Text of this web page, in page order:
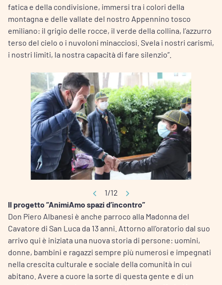
fatica e della condivisione, immersi tra i colori della
montagna e delle vallate del nostro Appennino tosco
emiliano: il grigio delle rocce, il verde della collina, l’azzurro
terso del cielo o i nuvoloni minacciosi. Svela i nostri carismi,
i nostri limiti, la nostra capacità di fare silenzio”.
1/12
Il progetto “AnimiAmo spazi d’incontro”
Don Piero Albanesi è anche parroco alla Madonna del
Cavatore di San Luca da 13 anni. Attorno all’oratorio dal suo
arrivo qui è iniziata una nuova storia di persone: uomini,
donne, bambini e ragazzi sempre più numerosi e impegnati
nella crescita culturale e sociale della comunità in cui
abitano. Avere a cuore la sorte di questa gente e di un